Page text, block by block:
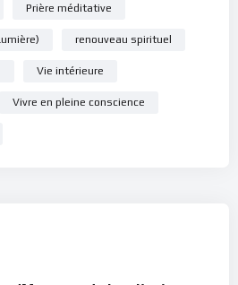
Prière méditative
renouveau spirituel
Vie intérieure
Vivre en pleine conscience